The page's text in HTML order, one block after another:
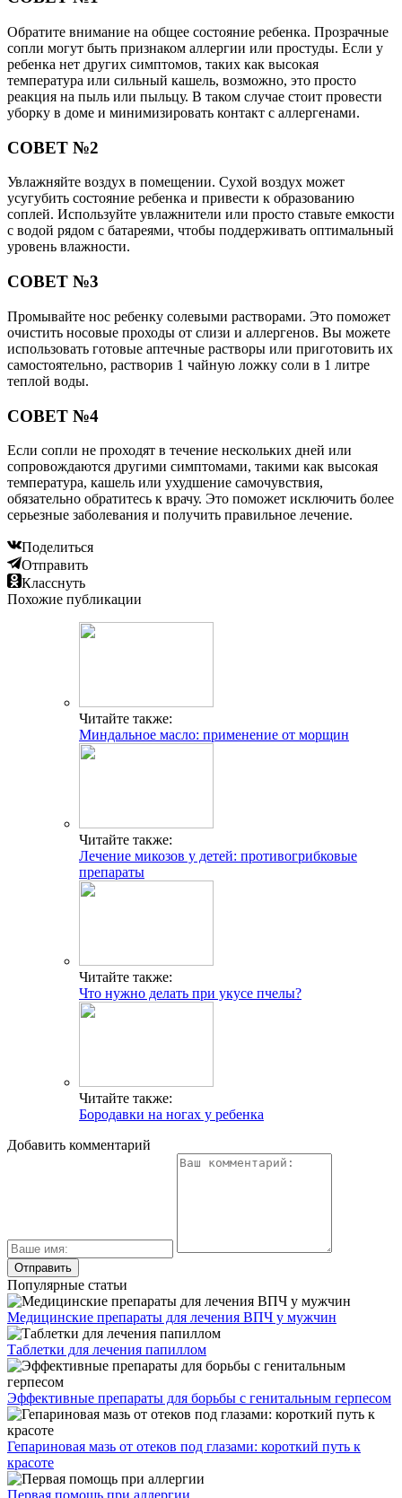
Обратите внимание на общее состояние ребенка. Прозрачные
сопли могут быть признаком аллергии или простуды. Если у
ребенка нет других симптомов, таких как высокая
температура или сильный кашель, возможно, это просто
реакция на пыль или пыльцу. В таком случае стоит провести
уборку в доме и минимизировать контакт с аллергенами.
СОВЕТ №2
Увлажняйте воздух в помещении. Сухой воздух может
усугубить состояние ребенка и привести к образованию
соплей. Используйте увлажнители или просто ставьте емкости
с водой рядом с батареями, чтобы поддерживать оптимальный
уровень влажности.
СОВЕТ №3
Промывайте нос ребенку солевыми растворами. Это поможет
очистить носовые проходы от слизи и аллергенов. Вы можете
использовать готовые аптечные растворы или приготовить их
самостоятельно, растворив 1 чайную ложку соли в 1 литре
теплой воды.
СОВЕТ №4
Если сопли не проходят в течение нескольких дней или
сопровождаются другими симптомами, такими как высокая
температура, кашель или ухудшение самочувствия,
обязательно обратитесь к врачу. Это поможет исключить более
серьезные заболевания и получить правильное лечение.
Поделиться
Отправить
Класснуть
Похожие публикации
Читайте также:
Миндальное масло: применение от морщин
Читайте также:
Лечение микозов у детей: противогрибковые
препараты
Читайте также:
Что нужно делать при укусе пчелы?
Читайте также:
Бородавки на ногах у ребенка
Добавить комментарий
Популярные статьи
Медицинские препараты для лечения ВПЧ у мужчин
Таблетки для лечения папиллом
Эффективные препараты для борьбы с генитальным герпесом
Гепариновая мазь от отеков под глазами: короткий путь к
красоте